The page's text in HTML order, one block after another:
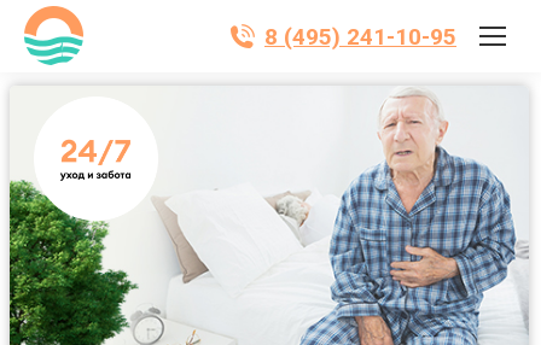
8 (495) 241-10-95